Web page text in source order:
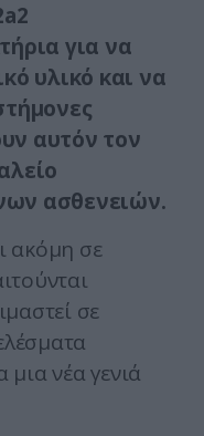
για να
υλικό και να
αυτόν τον
ασθενειών.
ακόμη σε
σε
μια νέα γενιά